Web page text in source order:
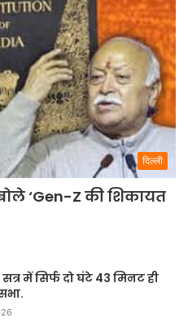
दिल्ली
‘Gen-Z की शिकायत
में सिर्फ दो घंटे 43 मिनट ही